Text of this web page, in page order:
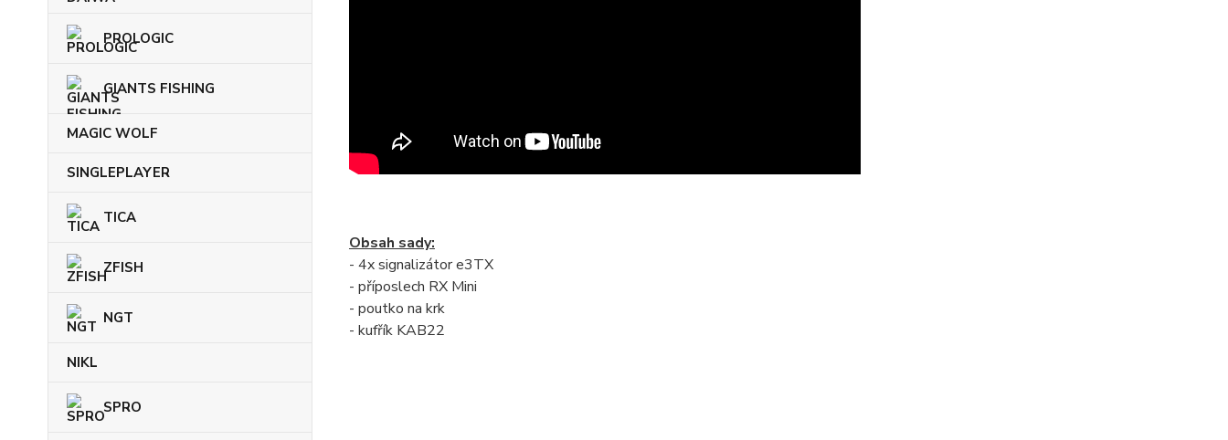
PROLOGIC
GIANTS FISHING
MAGIC WOLF
SINGLEPLAYER
TICA
ZFISH
NGT
NIKL
SPRO
Obsah sady:
- 4x signalizátor e3TX
- příposlech RX Mini
- poutko na krk
- kufřík KAB22